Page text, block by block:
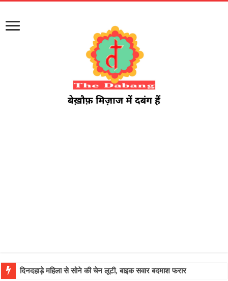
दिनदहाड़े महिला से सोने की चेन लूटी, बाइक सवार बदमाश फरार